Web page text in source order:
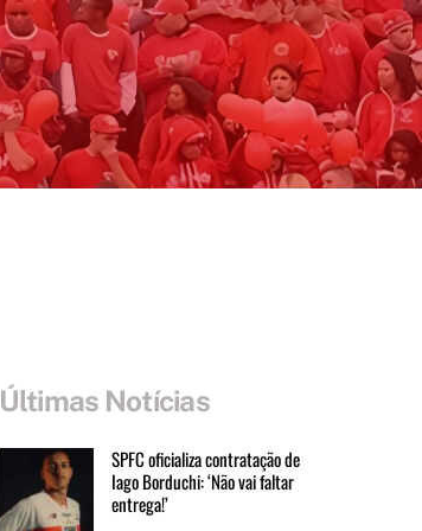
Últimas Notícias
SPFC oficializa contratação de
Iago Borduchi: ‘Não vai faltar
entrega!’